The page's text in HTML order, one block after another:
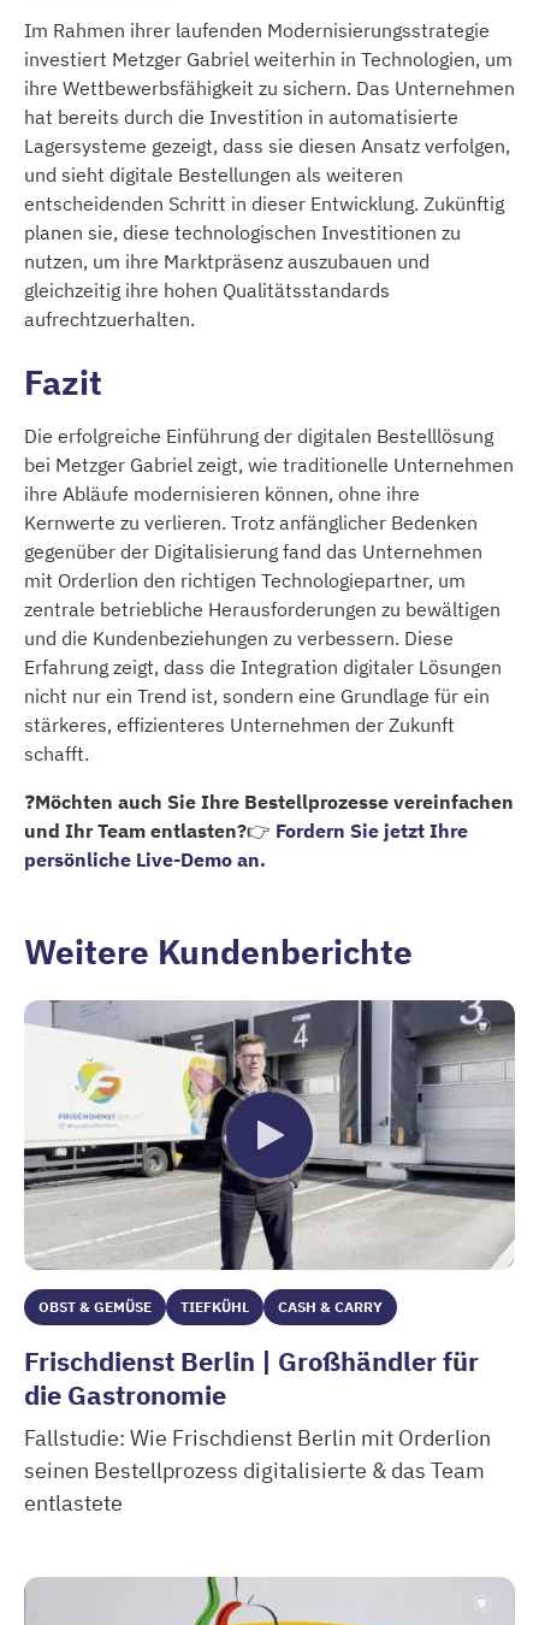
Im Rahmen ihrer laufenden Modernisierungsstrategie
investiert Metzger Gabriel weiterhin in Technologien, um
ihre Wettbewerbsfähigkeit zu sichern. Das Unternehmen
hat bereits durch die Investition in automatisierte
Lagersysteme gezeigt, dass sie diesen Ansatz verfolgen,
und sieht digitale Bestellungen als weiteren
entscheidenden Schritt in dieser Entwicklung. Zukünftig
planen sie, diese technologischen Investitionen zu
nutzen, um ihre Marktpräsenz auszubauen und
gleichzeitig ihre hohen Qualitätsstandards
aufrechtzuerhalten.
Fazit
Die erfolgreiche Einführung der digitalen Bestelllösung
bei Metzger Gabriel zeigt, wie traditionelle Unternehmen
ihre Abläufe modernisieren können, ohne ihre
Kernwerte zu verlieren. Trotz anfänglicher Bedenken
gegenüber der Digitalisierung fand das Unternehmen
mit Orderlion den richtigen Technologiepartner, um
zentrale betriebliche Herausforderungen zu bewältigen
und die Kundenbeziehungen zu verbessern. Diese
Erfahrung zeigt, dass die Integration digitaler Lösungen
nicht nur ein Trend ist, sondern eine Grundlage für ein
stärkeres, effizienteres Unternehmen der Zukunft
schafft.
❓Möchten auch Sie Ihre Bestellprozesse vereinfachen
und Ihr Team entlasten?👉 Fordern Sie jetzt Ihre
persönliche Live-Demo an.
Weitere Kundenberichte
OBST & GEMÜSE TIEFKÜHL CASH & CARRY
Frischdienst Berlin | Großhändler für
die Gastronomie
Fallstudie: Wie Frischdienst Berlin mit Orderlion
seinen Bestellprozess digitalisierte & das Team
entlastete